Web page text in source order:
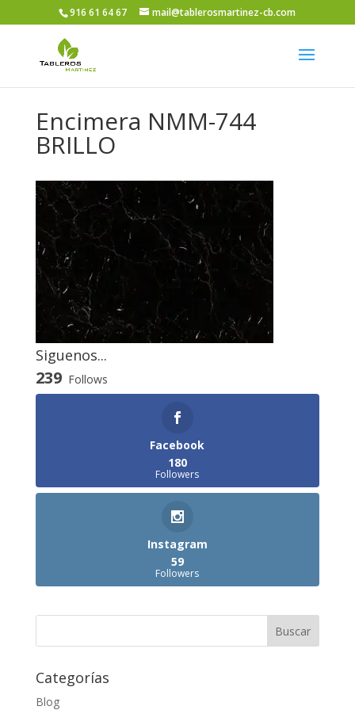
916 61 64 67 mail@tablerosmartinez-cb.com
Encimera NMM-744
BRILLO
Siguenos...
239 Follows
Facebook
180
Followers
Instagram
59
Followers
Categorías
Blog